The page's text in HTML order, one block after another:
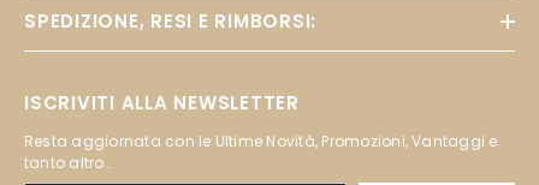
SPEDIZIONE, RESI E RIMBORSI:
ISCRIVITI ALLA NEWSLETTER
Resta aggiornata con le Ultime Novità, Promozioni, Vantaggi e
tanto altro..